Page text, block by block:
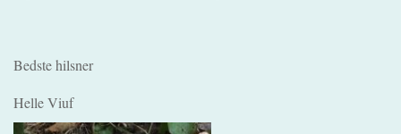
Bedste hilsner
Helle Viuf